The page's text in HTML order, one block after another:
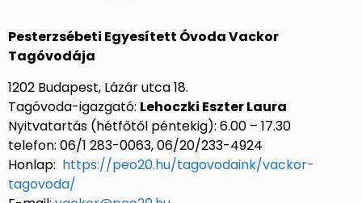
Pesterzsébeti Egyesített Óvoda Vackor
Tagóvodája
1202 Budapest, Lázár utca 18.
Tagóvoda-igazgató: Lehoczki Eszter Laura
Nyitvatartás (hétfőtől péntekig): 6.00 – 17.30
telefon: 06/1 283-0063, 06/20/233-4924
Honlap: https://peo20.hu/tagovodaink/vackor-
tagovoda/